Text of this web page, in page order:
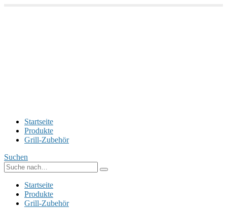
Startseite
Produkte
Grill-Zubehör
Suchen
Startseite
Produkte
Grill-Zubehör